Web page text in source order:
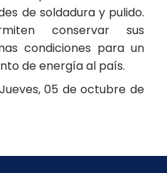
de soldadura y pulido.
conservar sus
condiciones para un
de energía al país.
05 de octubre de